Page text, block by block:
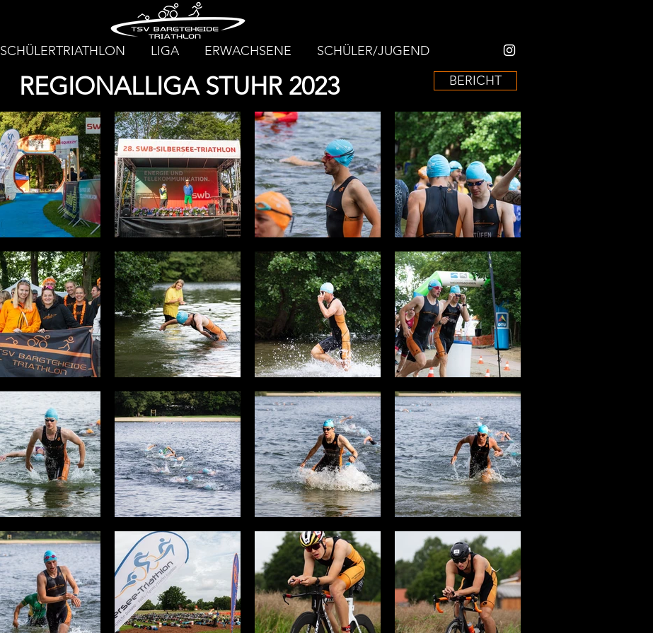
SCHÜLERTRIATHLON LIGA ERWACHSENE SCHÜLER/JUGEND
REGIONALLIGA STUHR 2023 BERICHT